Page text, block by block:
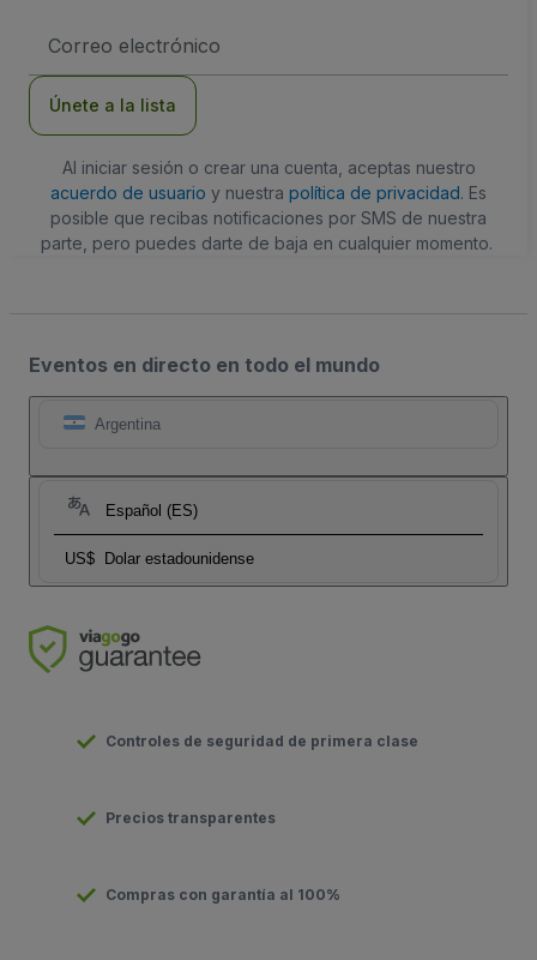
de
Únete a la lista
Al iniciar sesión o crear una cuenta, aceptas nuestro
acuerdo de usuario y nuestra política de privacidad. Es
posible que recibas notificaciones por SMS de nuestra
parte, pero puedes darte de baja en cualquier momento.
Eventos en directo en todo el mundo
Argentina
Español (ES)
US$ Dolar estadounidense
Controles de seguridad de primera clase
Precios transparentes
Compras con garantía al 100%